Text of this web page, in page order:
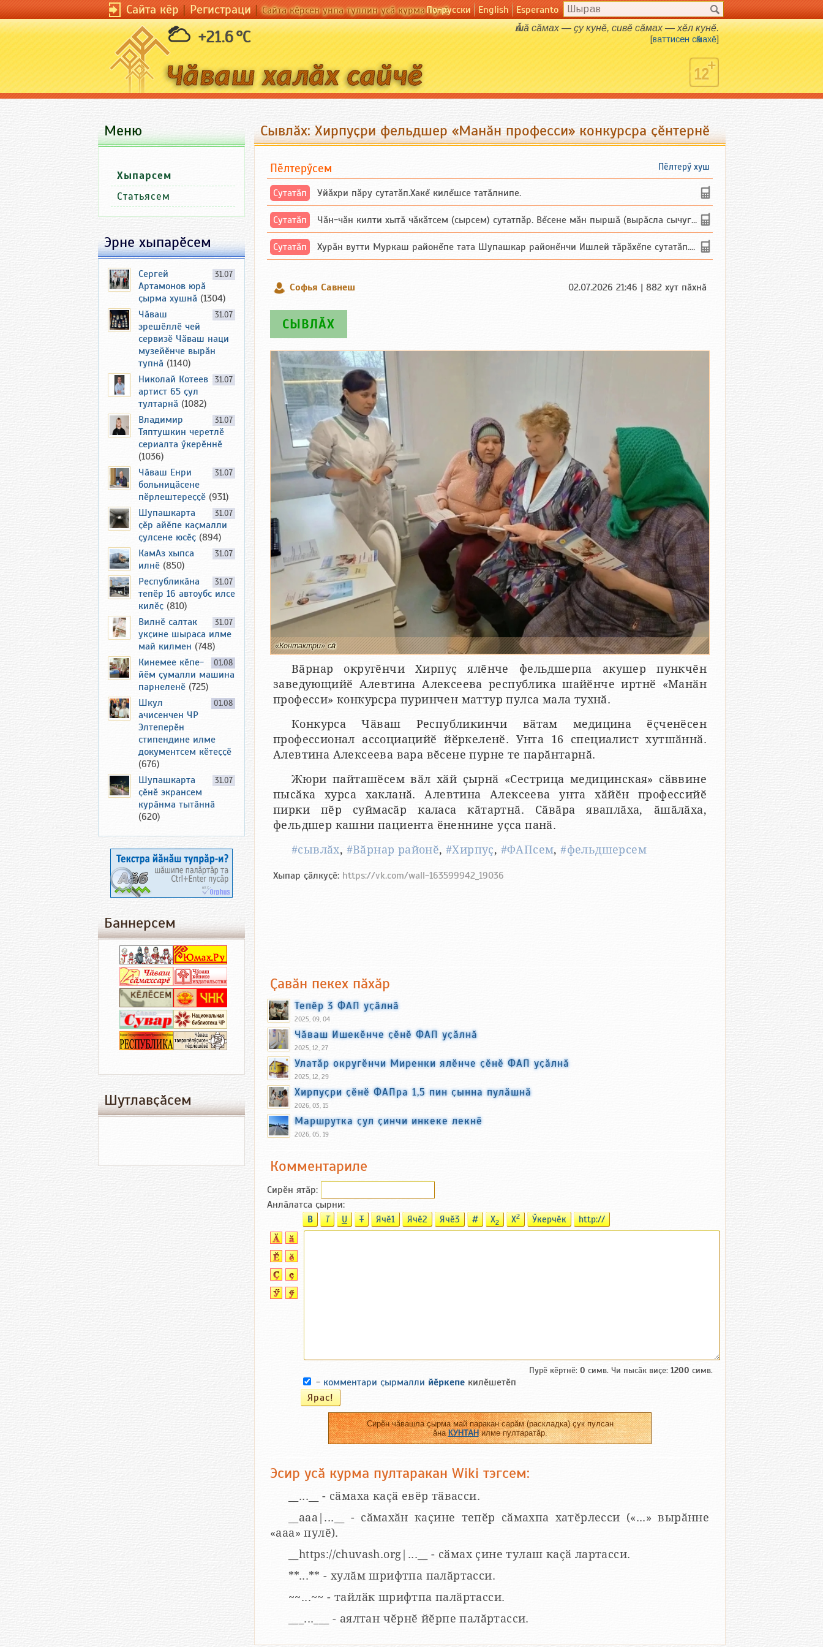
Сайта кӗр|Регистраци|Сайта кӗрсен унпа туллин усӑ курма пулӗПо-русски English Esperanto
+21.6 °C Ӑшӑ сӑмах — ҫу кунӗ, сивӗ сӑмах — хӗл кунӗ.
[ваттисен сӑмахӗ]
Сывлӑх: Хирпуҫри фельдшер «Манӑн професси» конкурсра ҫӗнтернӗ
Пӗлтерӳ хуш
Пӗлтерӳсем
Сутатӑп Уйăхри пăру сутатăп.Хакĕ килĕшсе татăлнипе.
Сутатӑп Чăн-чăн килти хытă чăкăтсем (сырсем) сутатпăр. Вĕсене мăн пыршă (вырăсла сычуг) ...
Сутатӑп Хурăн вутти Муркаш районĕпе тата Шупашкар районĕнчи Ишлей тăрăхĕпе сутатăп. Ха...
Софья Савнеш 02.07.2026 21:46 | 882 хут пӑхнӑ
СЫВЛӐХ
«Контактри» сӑн
Вӑрнар округӗнчи Хирпуҫ ялӗнче фельдшерпа акушер пункчӗн
заведующийӗ Алевтина Алексеева республика шайӗнче иртнӗ «Манӑн
професси» конкурсра пуринчен маттур пулса мала тухнӑ.
Конкурса Чӑваш Республикинчи вӑтам медицина ӗҫченӗсен
профессионал ассоциацийӗ йӗркеленӗ. Унта 16 специалист хутшӑннӑ.
Алевтина Алексеева вара вӗсене пурне те парӑнтарнӑ.
Жюри пайташӗсем вӑл хӑй ҫырнӑ «Сестрица медицинская» сӑввине
пысӑка хурса хакланӑ. Алевтина Алексеева унта хӑйӗн профессийӗ
пирки пӗр суймасӑр каласа кӑтартнӑ. Сӑвӑра яваплӑха, ӑшӑлӑха,
фельдшер кашни пациента ӗненнине уҫса панӑ.
#сывлӑх, #Вӑрнар районӗ,#Хирпуҫ, #ФАПсем,#фельдшерсем
Хыпар ҫӑлкуҫӗ: https://vk.com/wall-163599942_19036
Ҫавӑн пекех пӑхӑр
Тепӗр 3 ФАП уҫӑлнӑ
2025, 09, 04
Чӑваш Ишекӗнче ҫӗнӗ ФАП уҫӑлнӑ
2025, 12, 27
Улатӑр округӗнчи Миренки ялӗнче ҫӗнӗ ФАП уҫӑлнӑ
2025, 12, 29
Хирпуҫри ҫӗнӗ ФАПра 1,5 пин ҫынна пулӑшнӑ
2026, 03, 15
Маршрутка ҫул ҫинчи инкеке лекнӗ
2026, 05, 19
Комментариле
Сирӗн ятӑp:
Анлӑлатса ҫырни:
B T U T Ячӗ1 Ячӗ2 Ячӗ3 # X2 X2 Ӳкерчӗк http://
Пурӗ кӗртнӗ: 0 симв. Чи пысӑк виҫе: 1200 симв.
- комментари ҫырмалли йӗркепе килӗшетӗп
Сирӗн чӑвашла ҫырма май паракан сарӑм (раскладка) ҫук пулсан
ӑнаКУНТАНилме пултаратӑр.
Эсир усӑ курма пултаракан Wiki тэгсем:
__...__ - сӑмаха каҫӑ евӗр тӑвасси.
__aaa|...__ - сӑмахӑн каҫине тепӗр сӑмахпа хатӗрлесси («...» вырӑнне
«ааа» пулӗ).
__https://chuvash.org|...__ - сӑмах ҫине тулаш каҫӑ лартасси.
**...** - хулӑм шрифтпа палӑртасси.
~~...~~ - тайлӑк шрифтпа палӑртасси.
___...___ - аялтан чӗрнӗ йӗрпе палӑртасси.
Меню
Хыпарсем
Статьясем
Эрне хыпарӗсем
31.07
Сергей
Артамонов юрӑ
ҫырма хушнӑ (1304)
31.07
Чӑваш
эрешӗллӗ чей
сервизӗ Чӑваш наци
музейӗнче вырӑн
тупнӑ (1140)
31.07
Николай Котеев
артист 65 ҫул
тултарнӑ (1082)
31.07
Владимир
Тяптушкин черетлӗ
сериалта ӳкерӗннӗ
(1036)
31.07
Чӑваш Енри
больницӑсене
пӗрлештереҫҫӗ (931)
31.07
Шупашкарта
ҫӗр айӗпе каҫмалли
ҫулсене юсӗҫ (894)
31.07
КамАз хыпса
илнӗ (850)
31.07
Республикӑна
тепӗр 16 автоубс илсе
килӗҫ (810)
31.07
Вилнӗ салтак
укҫине шыраса илме
май килмен (748)
01.08
Кинемее кӗпе-
йӗм ҫумалли машина
парнеленӗ (725)
01.08
Шкул
ачисенчен ЧР
Элтеперӗн
стипендине илме
документсем кӗтеҫҫӗ
(676)
31.07
Шупашкарта
ҫӗнӗ экрансем
курӑнма тытӑннӑ
(620)
Баннерсем
Шутлавҫӑсем